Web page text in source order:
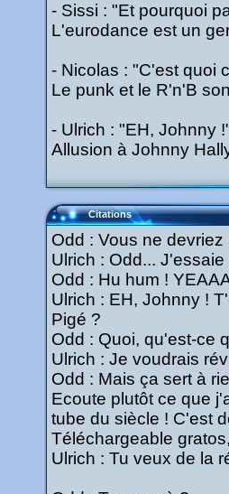
- Sissi : "Et pourquoi
L'eurodance est un
- Nicolas : "C'est quoi
Le punk et le R'n'B
- Ulrich : "EH, Johnny
Allusion à Johnny
Citations
Odd : Vous ne
Ulrich : Odd...
Odd : Hu hum !
Ulrich : EH, Johnny !
Pigé ?
Odd : Quoi, qu'est-ce
Ulrich : Je voudrais
Odd : Mais ça sert à
Ecoute plutôt ce que
tube du siècle ! C'est
Téléchargeable
Ulrich : Tu veux de la